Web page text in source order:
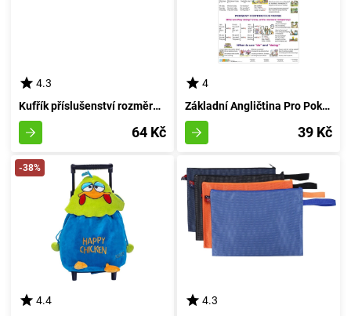
4.3
Kufřík příslušenství rozměrů 20x4,5x4,5 cm
64 Kč
4
Základní Angličtina Pro Pokročilé III
39 Kč
-38%
4.4
4.3